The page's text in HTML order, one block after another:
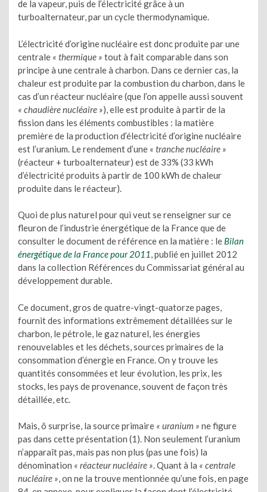
de la vapeur, puis de l’électricité grâce à un
turboalternateur, par un cycle thermodynamique.
L’électricité d’origine nucléaire est donc produite par une
centrale « thermique » tout à fait comparable dans son
principe à une centrale à charbon. Dans ce dernier cas, la
chaleur est produite par la combustion du charbon, dans le
cas d’un réacteur nucléaire (que l’on appelle aussi souvent
« chaudière nucléaire »), elle est produite à partir de la
fission dans les éléments combustibles : la matière
première de la production d’électricité d’origine nucléaire
est l’uranium. Le rendement d’une « tranche nucléaire »
(réacteur + turboalternateur) est de 33% (33 kWh
d’électricité produits à partir de 100 kWh de chaleur
produite dans le réacteur).
Quoi de plus naturel pour qui veut se renseigner sur ce
fleuron de l’industrie énergétique de la France que de
consulter le document de référence en la matière : le Bilan
énergétique de la France pour 2011, publié en juillet 2012
dans la collection Références du Commissariat général au
développement durable.
Ce document, gros de quatre-vingt-quatorze pages,
fournit des informations extrêmement détaillées sur le
charbon, le pétrole, le gaz naturel, les énergies
renouvelables et les déchets, sources primaires de la
consommation d’énergie en France. On y trouve les
quantités consommées et leur évolution, les prix, les
stocks, les pays de provenance, souvent de façon très
détaillée, etc.
Mais, ô surprise, la source primaire « uranium » ne figure
pas dans cette présentation (1). Non seulement l’uranium
n’apparaît pas, mais pas non plus (pas une fois) la
dénomination « réacteur nucléaire ». Quant à la « centrale
nucléaire », on ne la trouve mentionnée qu’une fois, en page